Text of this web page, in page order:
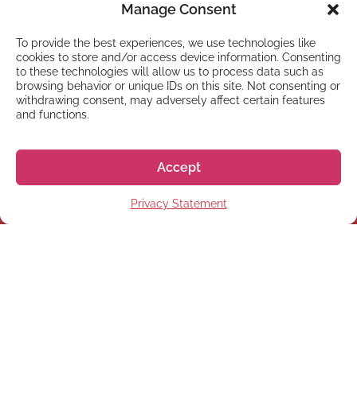
Manage Consent
To provide the best experiences, we use technologies like
cookies to store and/or access device information. Consenting
to these technologies will allow us to process data such as
browsing behavior or unique IDs on this site. Not consenting or
withdrawing consent, may adversely affect certain features
and functions.
Accept
Privacy Statement
NEWSLETTER